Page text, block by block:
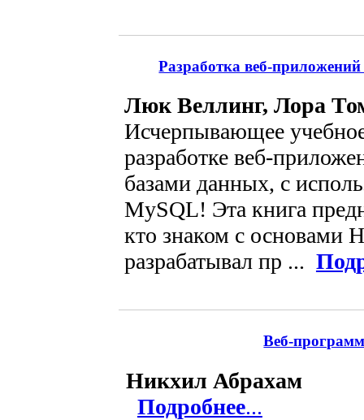
Разработка веб-
Люк Веллинг, Лора
Исчерпывающее
разработке веб-
базами данных, с
MySQL! Эта книга
кто знаком с основами
разрабатывал пр ...
Веб-
Никхил Абрахам
Подробнее...